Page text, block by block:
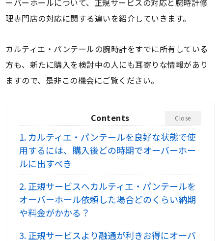
ーバーホールについて、正規サービスの対応と腕時計修
理専門店の対応に関する違いを紹介していきます。
カルティエ・パンテールの腕時計をすでに所有している
方も、新たに購入を検討中の人にも耳寄りな情報があり
ますので、是非この機会にご覧ください。
Contents Close
1.カルティエ・パンテールを良好な状態で使
用するには、購入後どの時期でオーバーホー
ルに出すべき
2.正規サービスへカルティエ・パンテールを
オーバーホール依頼した場合どのくらい納期
や料金がかかる？
3.正規サービスより融通が利きお得にオーバ